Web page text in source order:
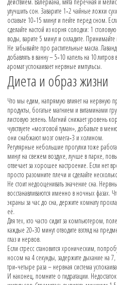
улучшить сон. Заварите 1‑2 чайные ложки
оставьте 10‑15 минут и пейте перед сном.
сделайте настой из корня солодки: 1
воды, варите 5 минут и охладите. Принимайте
Не забывайте про растительные масла.
добавлять в ванну – 5‑10 капель на 10
аромат успокаивает нервные импульсы.
Диета и образ жизни
Что мы едим, напрямую влияет на нервную
продукты, богатые магнием и витаминами
листовую зелень. Магний снижает уровень
чувствуете «мозговой туман», добавьте в
они снабжают мозг омега‑3 и холином.
Регулярные небольшие прогулки тоже
минут на свежем воздухе, лучше в парке,
отвечает за хорошее настроение. Если нет
просто разомните плечи и сделайте
Не стоит недооценивать значение сна.
восстанавливаются именно в ночных фазах.
экраны за час до сна, держите комнату
её.
Для тех, кто часто сидит за компьютером,
каждые 20‑30 минут отводите взгляд на
глаз и нервов.
Если стресс становится хроническим,
носом на 4 секунды, задержите дыхание на
три‑четыре раза – нервная система
И наконец, помните о гидратации.